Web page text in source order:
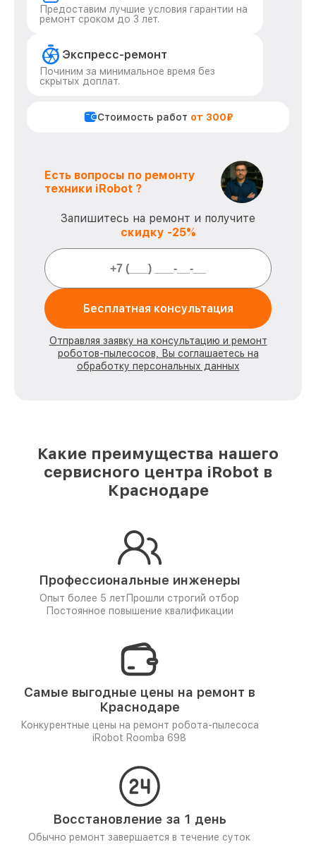
Предоставим лучшие условия гарантии на
ремонт сроком до 3 лет.
Экспресс-ремонт
Починим за минимальное время без
скрытых доплат.
Стоимость работ от 300₽
Есть вопросы по ремонту
техники iRobot ?
Запишитесь на ремонт и получите
скидку -25%
Бесплатная консультация
Отправляя заявку на консультацию и ремонт
роботов-пылесосов, Вы соглашаетесь на
обработку персональных данных
Какие преимущества нашего
сервисного центра iRobot в
Краснодаре
Профессиональные инженеры
Опыт более 5 лет Прошли строгий отбор
Постоянное повышение квалификации
Самые выгодные цены на ремонт в
Краснодаре
Конкурентные цены на ремонт робота-пылесоса
iRobot Roomba 698
Восстановление за 1 день
Обычно ремонт завершается в течение суток